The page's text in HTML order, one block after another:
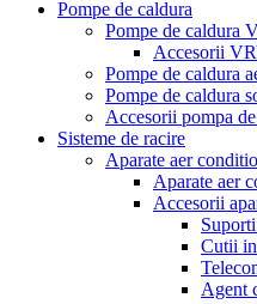
Pompe de caldura
Pompe de caldura
Accesorii
Pompe de caldura
Pompe de caldura
Accesorii pompa
Sisteme de racire
Aparate aer
Aparate aer
Accesorii
Cutii
Agent